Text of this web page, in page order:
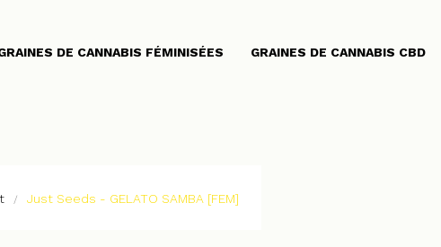
DE CANNABIS FÉMINISÉES GRAINES DE CANNABIS CBD
Just Seeds - GELATO SAMBA [FEM]